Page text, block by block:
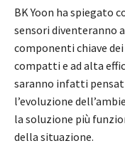
BK Yoon ha spiegato
sensori diventeranno
componenti chiave
compatti e ad alta
saranno infatti
l’evoluzione
la soluzione più
della situazione.